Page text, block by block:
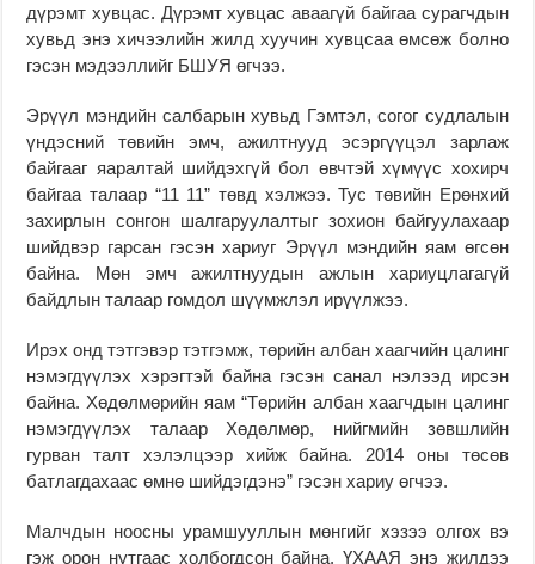
дүрэмт хувцас. Дүрэмт хувцас аваагүй байгаа сурагчдын
хувьд энэ хичээлийн жилд хуучин хувцсаа өмсөж болно
гэсэн мэдээллийг БШУЯ өгчээ.
Эрүүл мэндийн салбарын хувьд Гэмтэл, согог судлалын
үндэсний төвийн эмч, ажилтнууд эсэргүүцэл зарлаж
байгааг яаралтай шийдэхгүй бол өвчтэй хүмүүс хохирч
байгаа талаар “11 11” төвд хэлжээ. Тус төвийн Ерөнхий
захирлын сонгон шалгаруулалтыг зохион байгуулахаар
шийдвэр гарсан гэсэн хариуг Эрүүл мэндийн яам өгсөн
байна. Мөн эмч ажилтнуудын ажлын хариуцлагагүй
байдлын талаар гомдол шүүмжлэл ирүүлжээ.
Ирэх онд тэтгэвэр тэтгэмж, төрийн албан хаагчийн цалинг
нэмэгдүүлэх хэрэгтэй байна гэсэн санал нэлээд ирсэн
байна. Хөдөлмөрийн яам “Төрийн албан хаагчдын цалинг
нэмэгдүүлэх талаар Хөдөлмөр, нийгмийн зөвшлийн
гурван талт хэлэлцээр хийж байна. 2014 оны төсөв
батлагдахаас өмнө шийдэгдэнэ” гэсэн хариу өгчээ.
Малчдын ноосны урамшууллын мөнгийг хэзээ олгох вэ
гэж орон нутгаас холбогдсон байна. ҮХААЯ энэ жилдээ